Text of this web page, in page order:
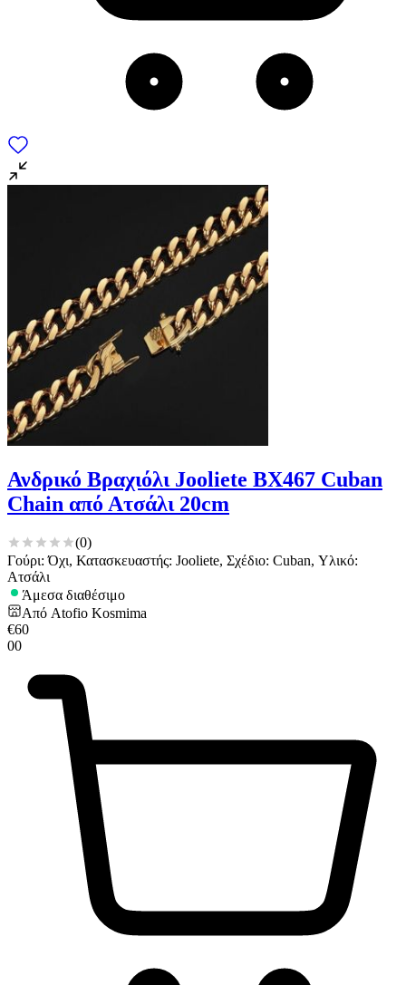
Ανδρικό Βραχιόλι Jooliete BX467 Cuban
Chain από Ατσάλι 20cm
(0)
Γούρι: Όχι, Κατασκευαστής: Jooliete, Σχέδιο: Cuban, Υλικό:
Ατσάλι
Άμεσα διαθέσιμο
Από Atofio Kosmima
€60
00